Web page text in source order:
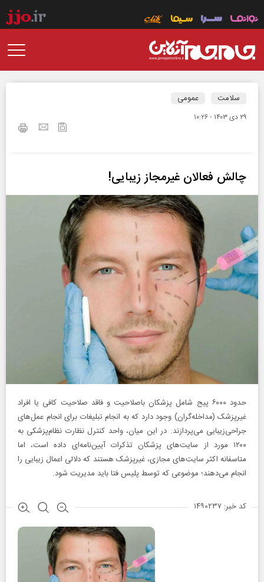
سلامت عمومی
۲۹ دی ۱۴۰۳ - ۱۰:۲۶
چالش فعالان غیرمجاز زیبایی!
حدود ۶۰۰۰ پیج شامل پزشکان باصلاحیت و فاقد صلاحیت کافی یا افراد
غیرپزشک (مداخله‌گران) وجود دارد که به انجام تبلیغات برای انجام عمل‌های
جراحی‌زیبایی می‌پردازند. در این میان، واحد کنترل نظارت نظام‌پزشکی به
۱۲۰۰ مورد از سایت‌های پزشکان تذکرات آیین‌نامه‌ای داده است، اما
متاسفانه اکثر سایت‌های مجازی، غیرپزشک هستند که دلالی اعمال زیبایی را
انجام می‌دهند؛ موضوعی که توسط پلیس فتا باید مدیریت شود.
کد خبر: ۱۴۹۰۲۳۷